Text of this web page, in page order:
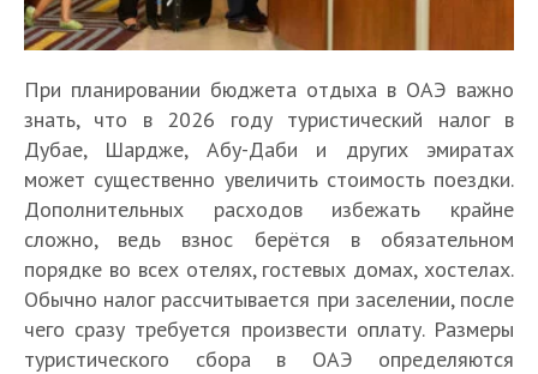
При планировании бюджета отдыха в ОАЭ важно
знать, что в 2026 году туристический налог в
Дубае, Шардже, Абу-Даби и других эмиратах
может существенно увеличить стоимость поездки.
Дополнительных расходов избежать крайне
сложно, ведь взнос берётся в обязательном
порядке во всех отелях, гостевых домах, хостелах.
Обычно налог рассчитывается при заселении, после
чего сразу требуется произвести оплату. Размеры
туристического сбора в ОАЭ определяются